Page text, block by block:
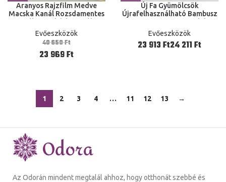
Aranyos Rajzfilm Medve
Macska Kanál Rozsdamentes
Gyümölcs Torta Desszert
Evőeszközök
40 650Ft
23 969Ft
Új Fa Gyümölcsök
Újrafelhasználható Bambusz
Asztali Konyhai
Evőeszközök
Ft Ft
1 2 3 4 … 11 12 13 →
Az Odorán mindent megtalál ahhoz, hogy otthonát szebbé és